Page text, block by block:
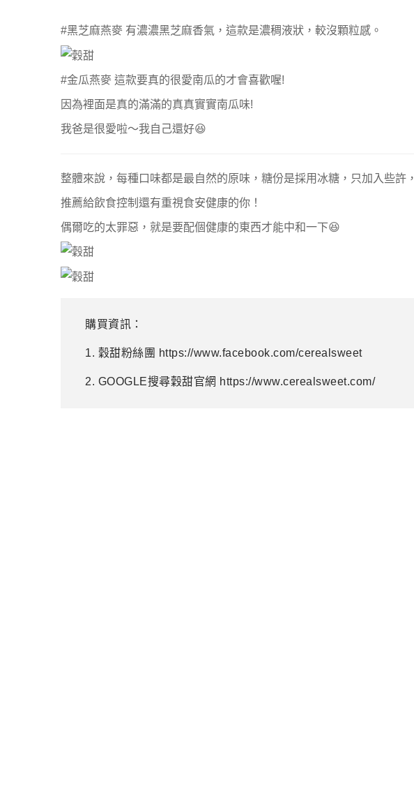
#黑芝麻燕麥 有濃濃黑芝麻香氣，這款是濃稠液狀，較沒顆粒感。
#金瓜燕麥 這款要真的很愛南瓜的才會喜歡喔!
因為裡面是真的滿滿的真真實實南瓜味!
我爸是很愛啦～我自己還好😆
整體來說，每種口味都是最自然的原味， 糖份是採用冰糖，只加入些許，
推薦給飲食控制還有重視食安健康的你！
偶爾吃的太罪惡， 就是要配個健康的東西才能中和一下😆
購買資訊：
1. 穀甜粉絲團 https://www.facebook.com/cerealsweet
2. GOOGLE搜尋穀甜官網 https://www.cerealsweet.com/